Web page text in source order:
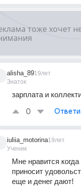
alisha_89
Знаток
19лет
зарплата и
0
iuliia_motorina
Ученик
19лет
Мне нравится когда
приносит
еще и денег дают!